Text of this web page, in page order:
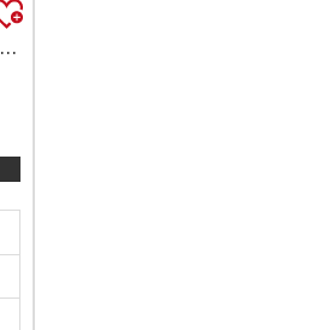
G クロムベンチャー 届出済未使用車 禁煙車 スカイフィールトップ バックカメラ クリアランスソナー オートクルーズコントロール 衝突被害軽減システム オートライト LEDヘッドランプ アイドリングストップ 電動格納ミラー